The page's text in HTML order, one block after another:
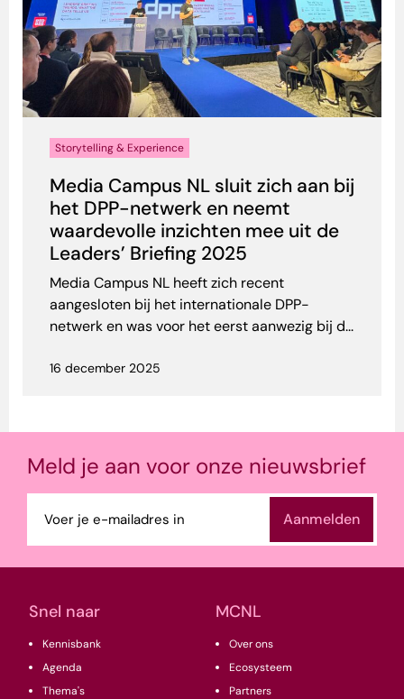
Storytelling & Experience
Media Campus NL sluit zich aan bij
het DPP-netwerk en neemt
waardevolle inzichten mee uit de
Leaders’ Briefing 2025
Media Campus NL heeft zich recent
aangesloten bij het internationale DPP-
netwerk en was voor het eerst aanwezig bij d...
16 december 2025
Snel naar
Kennisbank
Agenda
Thema's
MCNL
Over ons
Ecosysteem
Partners
Meld je aan voor onze nieuwsbrief
mailadres
(Vereist)